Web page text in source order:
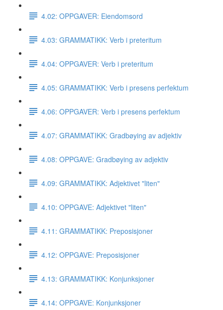
4.02: OPPGAVER: Eiendomsord
4.03: GRAMMATIKK: Verb i preteritum
4.04: OPPGAVER: Verb i preteritum
4.05: GRAMMATIKK: Verb i presens perfektum
4.06: OPPGAVER: Verb i presens perfektum
4.07: GRAMMATIKK: Gradbøying av adjektiv
4.08: OPPGAVE: Gradbøying av adjektiv
4.09: GRAMMATIKK: Adjektivet "liten"
4.10: OPPGAVE: Adjektivet "liten"
4.11: GRAMMATIKK: Preposisjoner
4.12: OPPGAVE: Preposisjoner
4.13: GRAMMATIKK: Konjunksjoner
4.14: OPPGAVE: Konjunksjoner